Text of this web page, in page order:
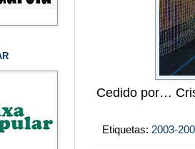
Cedido por…
Etiquetas: 2003-